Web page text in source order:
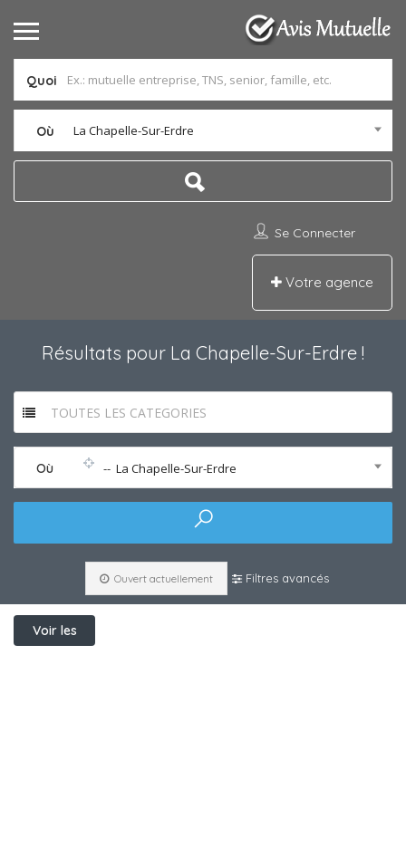
Quoi
Où La Chapelle-Sur-Erdre
Se Connecter
Votre agence
Résultats pour La Chapelle-Sur-Erdre !
TOUTES LES CATEGORIES
Où -- La Chapelle-Sur-Erdre
Ouvert actuellement Filtres avancés
Voir les